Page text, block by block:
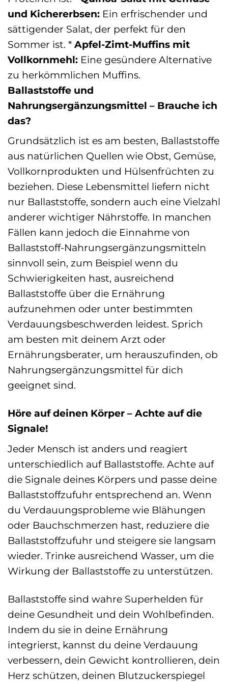
und Kichererbsen: Ein erfrischender und
sättigender Salat, der perfekt für den
Sommer ist. * Apfel-Zimt-Muffins mit
Vollkornmehl: Eine gesündere Alternative
zu herkömmlichen Muffins.
Ballaststoffe und
Nahrungsergänzungsmittel – Brauche ich
das?
Grundsätzlich ist es am besten, Ballaststoffe
aus natürlichen Quellen wie Obst, Gemüse,
Vollkornprodukten und Hülsenfrüchten zu
beziehen. Diese Lebensmittel liefern nicht
nur Ballaststoffe, sondern auch eine Vielzahl
anderer wichtiger Nährstoffe. In manchen
Fällen kann jedoch die Einnahme von
Ballaststoff-Nahrungsergänzungsmitteln
sinnvoll sein, zum Beispiel wenn du
Schwierigkeiten hast, ausreichend
Ballaststoffe über die Ernährung
aufzunehmen oder unter bestimmten
Verdauungsbeschwerden leidest. Sprich
am besten mit deinem Arzt oder
Ernährungsberater, um herauszufinden, ob
Nahrungsergänzungsmittel für dich
geeignet sind.
Höre auf deinen Körper – Achte auf die
Signale!
Jeder Mensch ist anders und reagiert
unterschiedlich auf Ballaststoffe. Achte auf
die Signale deines Körpers und passe deine
Ballaststoffzufuhr entsprechend an. Wenn
du Verdauungsprobleme wie Blähungen
oder Bauchschmerzen hast, reduziere die
Ballaststoffzufuhr und steigere sie langsam
wieder. Trinke ausreichend Wasser, um die
Wirkung der Ballaststoffe zu unterstützen.
Ballaststoffe sind wahre Superhelden für
deine Gesundheit und dein Wohlbefinden.
Indem du sie in deine Ernährung
integrierst, kannst du deine Verdauung
verbessern, dein Gewicht kontrollieren, dein
Herz schützen, deinen Blutzuckerspiegel